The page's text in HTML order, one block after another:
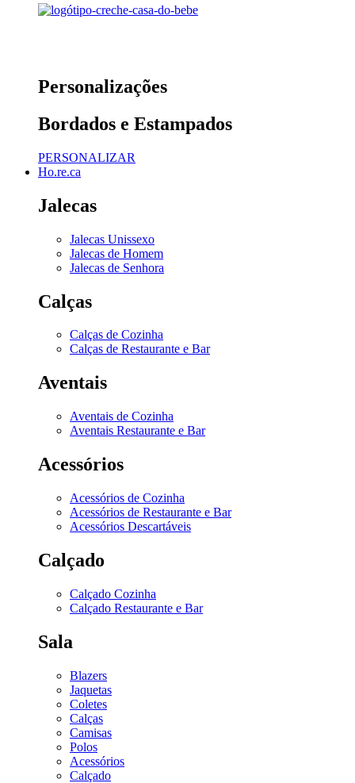
Personalizações
Bordados e Estampados
PERSONALIZAR
Ho.re.ca
Jalecas
Jalecas Unissexo
Jalecas de Homem
Jalecas de Senhora
Calças
Calças de Cozinha
Calças de Restaurante e Bar
Aventais
Aventais de Cozinha
Aventais Restaurante e Bar
Acessórios
Acessórios de Cozinha
Acessórios de Restaurante e Bar
Acessórios Descartáveis
Calçado
Calçado Cozinha
Calçado Restaurante e Bar
Sala
Blazers
Jaquetas
Coletes
Calças
Camisas
Polos
Acessórios
Calçado